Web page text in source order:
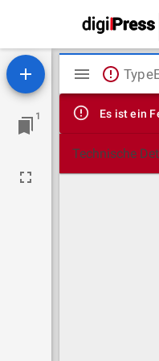
1
Mirador
Viewer
Es ist ein
Technische